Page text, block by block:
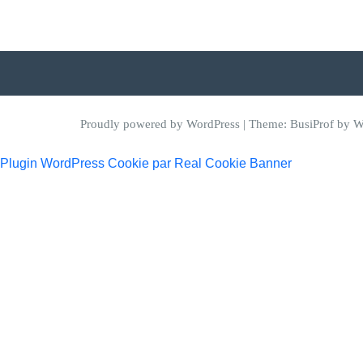
Proudly powered by WordPress | Theme: BusiProf by
Plugin WordPress Cookie par Real Cookie Banner